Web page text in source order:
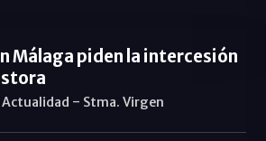
Málaga piden la intercesión
Actualidad - Stma. Virgen